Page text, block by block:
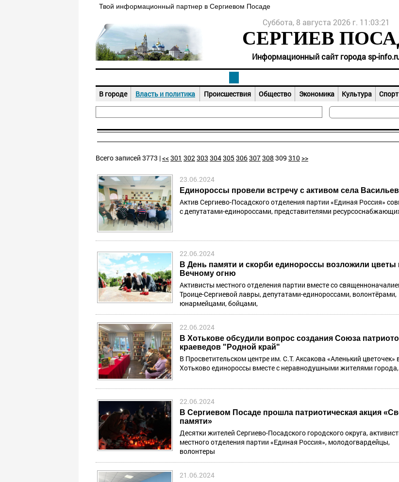
Твой информационный партнер в Сергиевом Посаде
Суббота, 8 августа 2026 г. 11:03:21
СЕРГИЕВ
Информационный сайт города sp-
В городе Власть и политика Происшествия Общество Экономика Культура Спорт
Всего записей 3773 |<< 301 302303 304305 306307308 309 310 >>
23.06.2024
Единороссы провели встречу с активом села
Актив Сергиево-Посадского отделения партии «Единая Россия»
с депутатами-единороссами, представителями
22.06.2024
В День памяти и скорби единороссы возложили цветы
Вечному огню
Активисты местного отделения партии вместе со
Троице-Сергиевой лавры, депутатами-единороссами, волонтёрами,
юнармейцами, бойцами,
22.06.2024
В Хотькове обсудили вопрос создания Союза
краеведов "Родной край"
В Просветительском центре им. С.Т. Аксакова «Аленький цветочек»
Хотьково единороссы вместе с неравнодушными жителями города,
22.06.2024
В Сергиевом Посаде прошла патриотическая акция
памяти»
Десятки жителей Сергиево-Посадского городского округа,
местного отделения партии «Единая Россия», молодогвардейцы,
волонтеры
21.06.2024